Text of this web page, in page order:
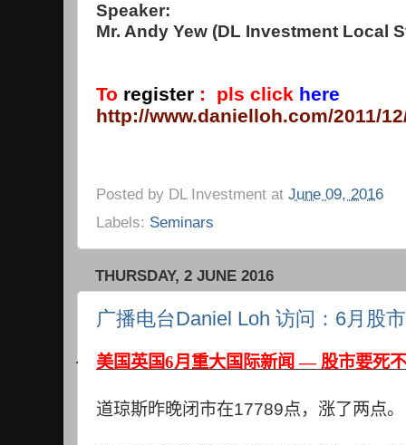
Speaker:
Mr. Andy Yew (DL Investment Local
To register : pls click here
http://www.danielloh.com/2011/
Posted by DL Investment at June 09, 2016
Labels: Seminars
THURSDAY, 2 JUNE 2016
广播电台Daniel Loh 访问：6月股
· 美国英国6月重大国际新闻 — 股市要死
道琼斯昨晚闭市在17789点，涨了两点。